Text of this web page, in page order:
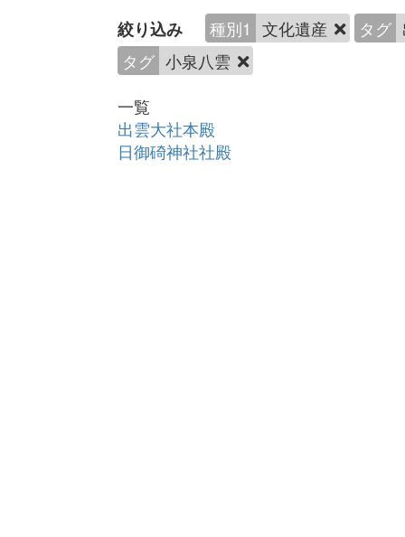
絞り込み 種別1 文化遺産 タグ
タグ 小泉八雲
一覧
出雲大社本殿
日御碕神社社殿